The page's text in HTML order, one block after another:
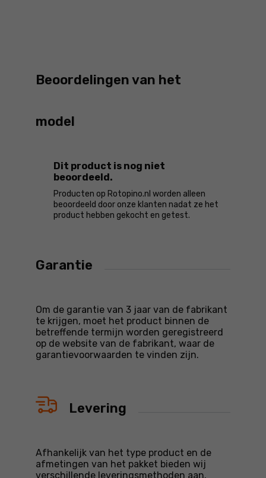
Beoordelingen van het
model
Dit product is nog niet
beoordeeld.
Producten op Rotopino.nl worden alleen
beoordeeld door onze klanten nadat ze het
product hebben gekocht en getest.
Garantie
Om de garantie van 3 jaar van de fabrikant
te krijgen, moet het product binnen de
betreffende termijn worden geregistreerd
op de website van de fabrikant, waar de
garantievoorwaarden te vinden zijn.
Levering
Afhankelijk van het type product en de
afmetingen van het pakket bieden wij
verschillende leveringsmethoden aan.